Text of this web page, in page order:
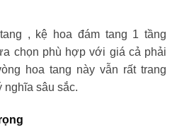
, kệ hoa đám tang 1 tầng
chọn phù hợp với giá cả phải
hoa tang này vẫn rất trang
nghĩa sâu sắc.